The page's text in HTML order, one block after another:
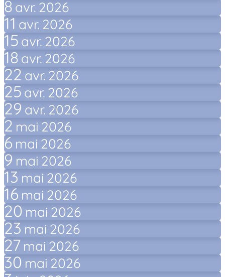
8 avr. 2026
11 avr. 2026
15 avr. 2026
18 avr. 2026
22 avr. 2026
25 avr. 2026
29 avr. 2026
2 mai 2026
6 mai 2026
9 mai 2026
13 mai 2026
16 mai 2026
20 mai 2026
23 mai 2026
27 mai 2026
30 mai 2026